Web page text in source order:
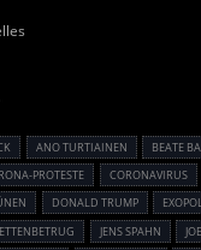
ANO TURTIAINEN BEATE
PROTESTE CORONAVIRUS
DONALD TRUMP
JENS SPAHN